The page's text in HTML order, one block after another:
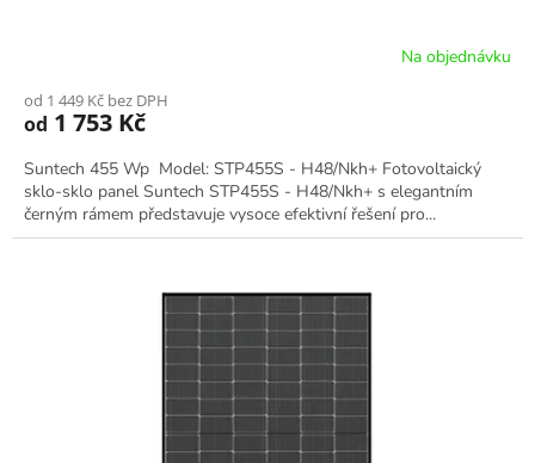
Na objednávku
od 1 449 Kč bez DPH
od 1 753 Kč
Suntech 455 Wp Model: STP455S - H48/Nkh+ Fotovoltaický
sklo-sklo panel Suntech STP455S - H48/Nkh+ s elegantním
černým rámem představuje vysoce efektivní řešení pro...